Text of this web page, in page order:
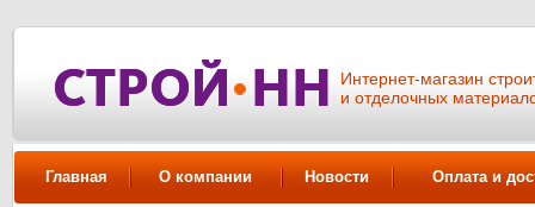
Интернет-магазин
и отделочных
Главная О компании Новости Оплата и